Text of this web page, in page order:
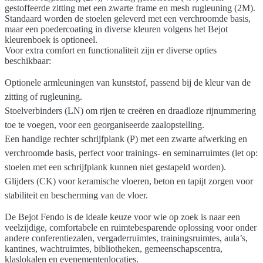
gestoffeerde zitting met een zwarte frame en mesh rugleuning (2M).
Standaard worden de stoelen geleverd met een verchroomde basis,
maar een poedercoating in diverse kleuren volgens het Bejot
kleurenboek is optioneel.
Voor extra comfort en functionaliteit zijn er diverse opties
beschikbaar:
Optionele armleuningen van kunststof, passend bij de kleur van de
zitting of rugleuning.
Stoelverbinders (LN) om rijen te creëren en draadloze rijnummering
toe te voegen, voor een georganiseerde zaalopstelling.
Een handige rechter schrijfplank (P) met een zwarte afwerking en
verchroomde basis, perfect voor trainings- en seminarruimtes (let op:
stoelen met een schrijfplank kunnen niet gestapeld worden).
Glijders (CK) voor keramische vloeren, beton en tapijt zorgen voor
stabiliteit en bescherming van de vloer.
De Bejot Fendo is de ideale keuze voor wie op zoek is naar een
veelzijdige, comfortabele en ruimtebesparende oplossing voor onder
andere conferentiezalen, vergaderruimtes, trainingsruimtes, aula’s,
kantines, wachtruimtes, bibliotheken, gemeenschapscentra,
klaslokalen en evenementenlocaties.